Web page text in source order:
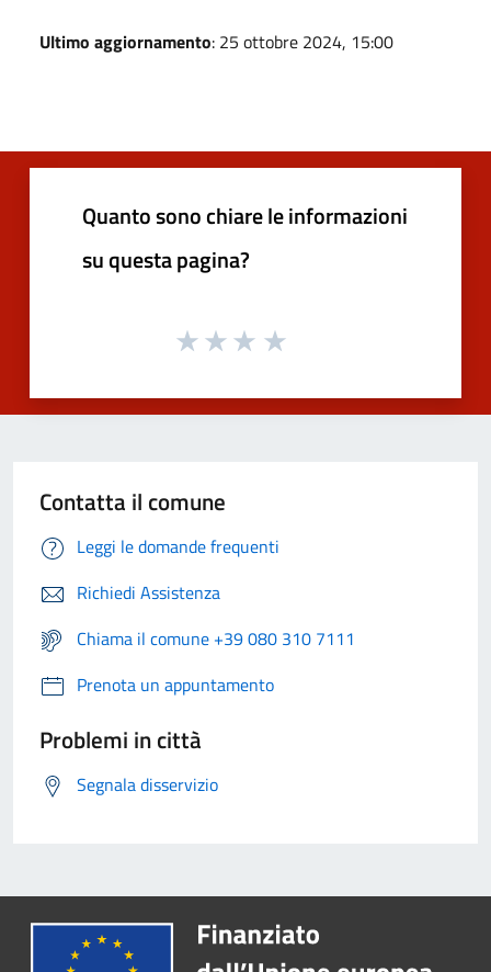
Ultimo aggiornamento: 25 ottobre 2024, 15:00
Quanto sono chiare le informazioni
su questa pagina?
Contatta il comune
Leggi le domande frequenti
Richiedi Assistenza
Chiama il comune +39 080 310 7111
Prenota un appuntamento
Problemi in città
Segnala disservizio